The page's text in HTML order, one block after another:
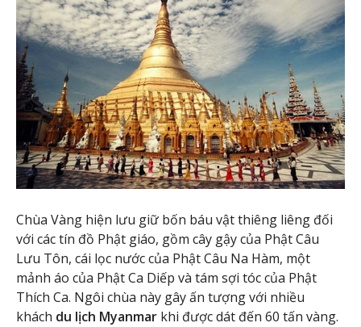
Chùa Vàng hiện lưu giữ bốn báu vật thiêng liêng đối
với các tín đồ Phật giáo, gồm cây gậy của Phật Câu
Lưu Tôn, cái lọc nước của Phật Câu Na Hàm, một
mảnh áo của Phật Ca Diếp và tám sợi tóc của Phật
Thích Ca. Ngôi chùa này gây ấn tượng với nhiều
khách du lịch Myanmar khi được dát đến 60 tấn vàng.